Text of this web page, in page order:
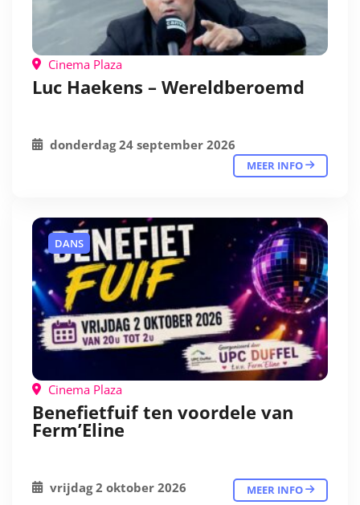
Cinema Plaza
Luc Haekens – Wereldberoemd
donderdag 24 september 2026
MEER INFO
DANS
Cinema Plaza
Benefietfuif ten voordele van
Ferm’Eline
vrijdag 2 oktober 2026 MEER INFO